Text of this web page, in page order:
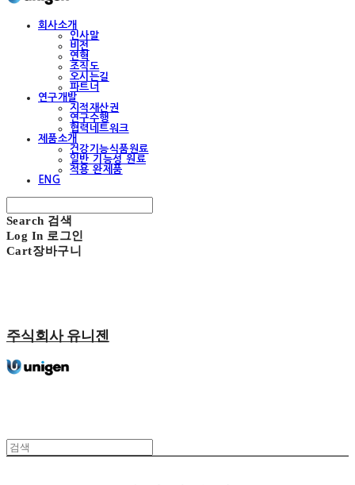
회사소개
인사말
비전
연혁
조직도
오시는길
파트너
연구개발
지적재산권
연구수행
협력네트워크
제품소개
건강기능식품원료
일반 기능성 원료
적용 완제품
ENG
Search 검색
Log In 로그인
Cart장바구니
주식회사 유니젠